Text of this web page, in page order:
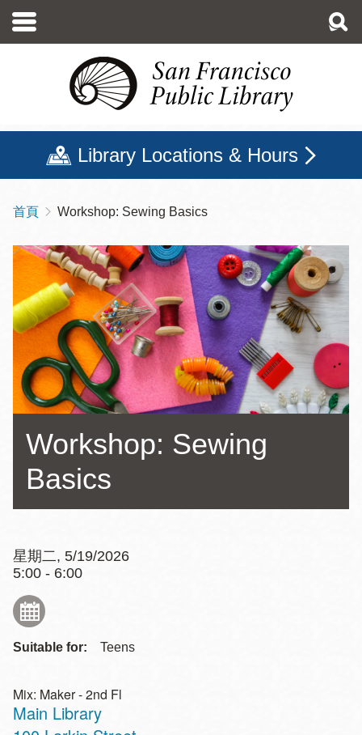
至
Library Locations & Hours
導
航
連
結
首頁 Workshop: Sewing Basics
Workshop: Sewing
Basics
星期二, 5/19/2026
5:00 - 6:00
Suitable for: Teens
Mix: Maker - 2nd Fl
Main Library